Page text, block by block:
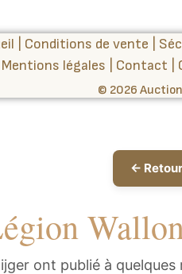
Conditions de vente
Mentions légales
Contact
© 2026
←
ont publié à